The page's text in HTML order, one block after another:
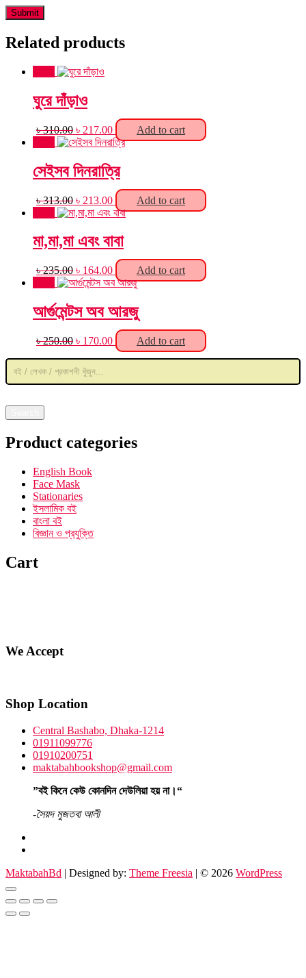
Related products
ঘুরে দাঁড়াও
৳310.00 Original
price
৳ 310.00.
৳ 217.00Current
price
৳ 217.00.
Add to cart
সেইসব দিনরাত্রি
৳313.00 Original
price
৳ 313.00.
৳ 213.00Current
price
৳ 213.00.
Add to cart
মা,মা,মা এবং বাবা
৳235.00 Original
price
৳ 235.00.
৳ 164.00Current
price
৳ 164.00.
Add to cart
আর্গুমেন্টস অব আরজু
৳250.00 Original
was:
৳ 250.00.
৳ 170.00Current
price
Add to cart
Products
search
Product categories
English Book
Face Mask
Stationaries
ইসলামিক বই
বাংলা বই
বিজ্ঞান ও প্রযুক্তি
Cart
We Accept
Shop Location
Central Bashabo, Dhaka-1214
01911099776
01910200751
maktabahbookshop@gmail.com
”বই কিনে কেউ কোনদিন দেউলিয়া হয় না।“
-সৈয়দ মুজতবা আলী
MaktabahBd | Designed by: Theme Freesia | © 2026 WordPress
Go
to
top